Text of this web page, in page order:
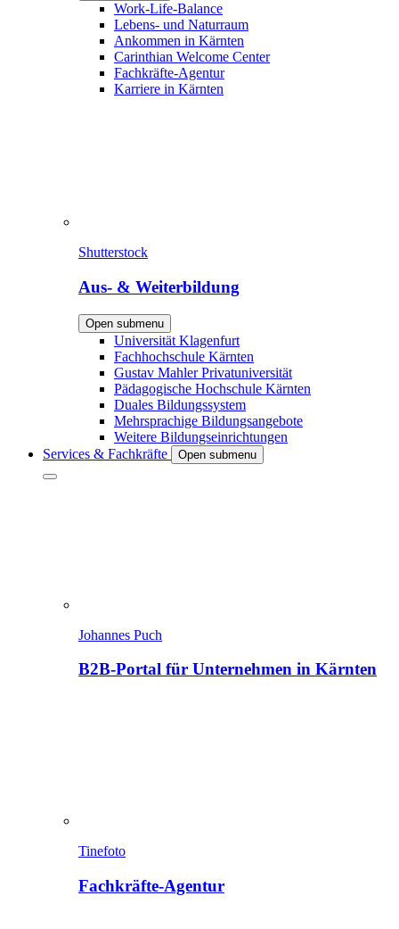
Work-Life-Balance
Lebens- und Naturraum
Ankommen in Kärnten
Carinthian Welcome Center
Fachkräfte-Agentur
Karriere in Kärnten
Shutterstock
Aus- & Weiterbildung
Open submenu
Universität Klagenfurt
Fachhochschule Kärnten
Gustav Mahler Privatuniversität
Pädagogische Hochschule Kärnten
Duales Bildungssystem
Mehrsprachige Bildungsangebote
Weitere Bildungseinrichtungen
Services & Fachkräfte
Open submenu
Johannes Puch
B2B-Portal für Unternehmen in Kärnten
Tinefoto
Fachkräfte-Agentur